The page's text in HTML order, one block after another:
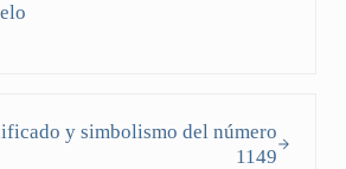
y simbolismo del número
1149